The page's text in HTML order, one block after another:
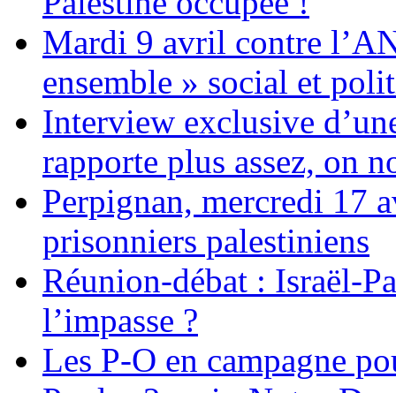
Mardi 9 avril contre
ensemble » social et
Interview exclusive
rapporte plus assez, on
Perpignan, mercredi 17
prisonniers palestiniens
Réunion-débat : Israël-
l’impasse ?
Les P-O en campagne